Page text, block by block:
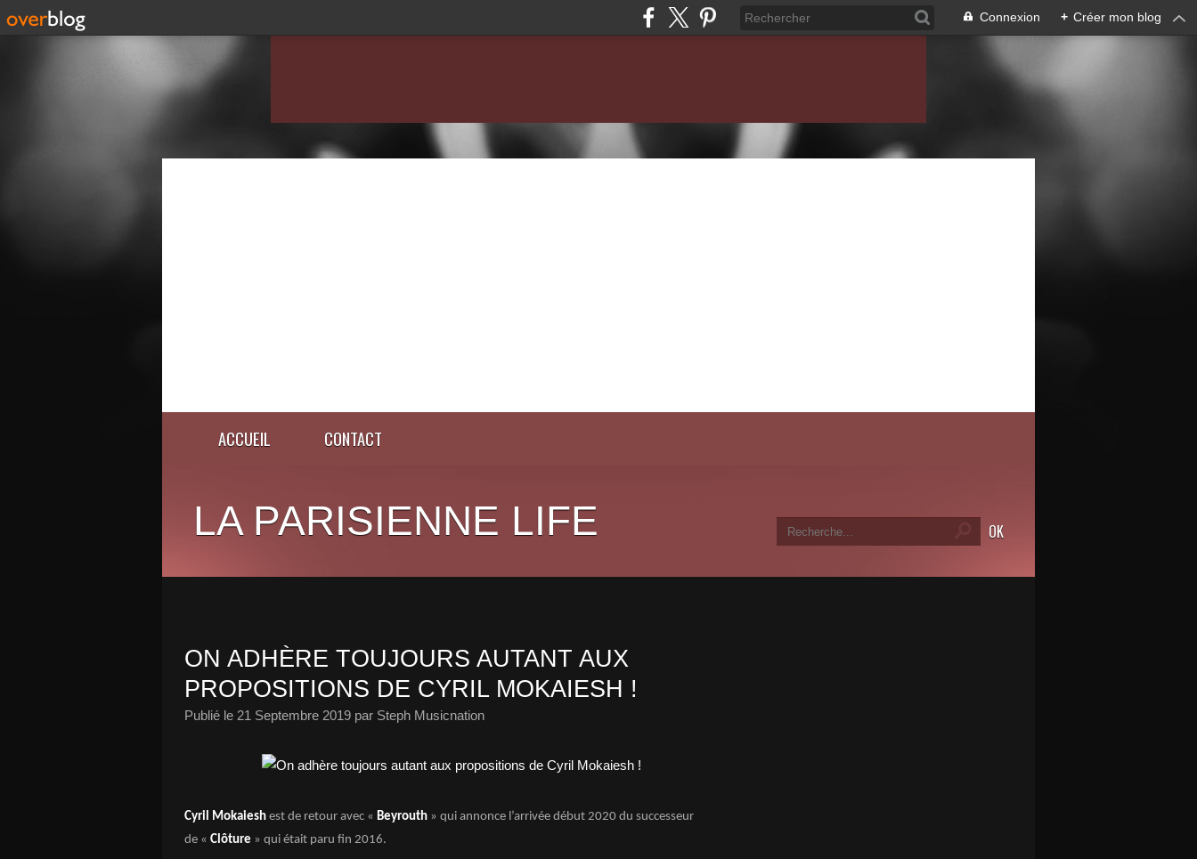
Connexion + Créer mon blog
ACCUEIL CONTACT
LA PARISIENNE LIFE
ON ADHÈRE TOUJOURS AUTANT AUX
PROPOSITIONS DE CYRIL MOKAIESH !
Publié le 21 Septembre 2019 par Steph Musicnation
Cyril Mokaiesh est de retour avec « Beyrouth » qui annonce l’arrivée début 2020 du successeur
de « Clôture » qui était paru fin 2016.